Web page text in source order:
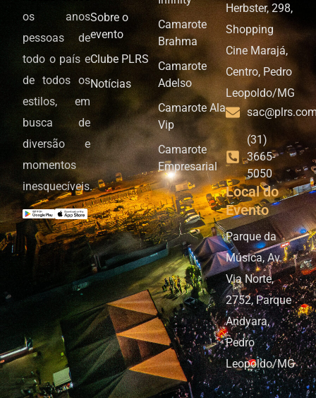
os anos
pessoas de
todo o país e
de todos os
estilos, em
busca de
diversão e
momentos
inesquecíveis.
Sobre o
evento
Clube PLRS
Notícias
Camarote
Brahma
Camarote
Adelso
Camarote Ala
Vip
Camarote
Empresarial
Herbster, 298,
Shopping
Cine Marajá,
Centro, Pedro
Leopoldo/MG
(31)
3665-
5050
Local do
Evento
Parque da
Música, Av.
Via Norte,
2752, Parque
Andyara,
Pedro
Leopoldo/MG